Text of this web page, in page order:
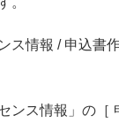
ス情報 / 申込書
ンス情報」の